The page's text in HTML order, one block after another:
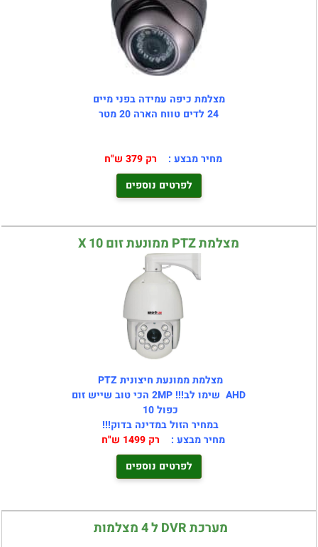
מצלמת כיפה עמידה בפני מיים
24 לדים טווח הארה 20 מטר
מחיר מבצע : רק 379 ש"ח
לפרטים נוספים
מצלמת PTZ ממונעת זום X 10
מצלמת ממונעת חיצונית PTZ
AHD שימו לב!!! 2MP הכי טוב שייש זום
כפול 10
במחיר הזול במדינה בדוק!!!
מחיר מבצע : רק 1499 ש"ח
לפרטים נוספים
מערכת DVR ל 4 מצלמות